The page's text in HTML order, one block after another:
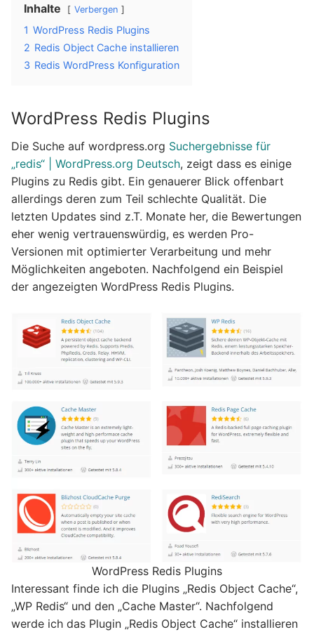
Inhalte Verbergen
1 WordPress Redis Plugins
2 Redis Object Cache installieren
3 Redis WordPress Konfiguration
WordPress Redis Plugins
Die Suche auf wordpress.org Suchergebnisse für
„redis“ | WordPress.org Deutsch, zeigt dass es einige
Plugins zu Redis gibt. Ein genauerer Blick offenbart
allerdings deren zum Teil schlechte Qualität. Die
letzten Updates sind z.T. Monate her, die Bewertungen
eher wenig vertrauenswürdig, es werden Pro-
Versionen mit optimierter Verarbeitung und mehr
Möglichkeiten angeboten. Nachfolgend ein Beispiel
der angezeigten WordPress Redis Plugins.
WordPress Redis Plugins
Interessant finde ich die Plugins „Redis Object Cache“,
„WP Redis“ und den „Cache Master“. Nachfolgend
werde ich das Plugin „Redis Object Cache“ installieren